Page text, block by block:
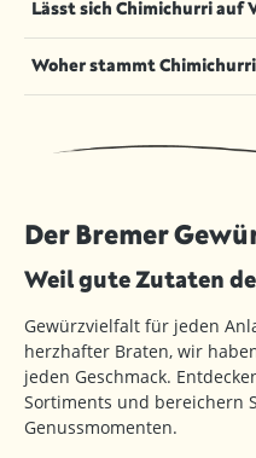
mag, gibt mehr Chili oder
Variante wie Chipotle dazu.
Kreuzkümmel,
Zitronenabrieb ergänzen.
oder aromatisierte Öle
einen individuellen Dreh.
Lässt sich Chimichurri auf
Chimichurri gut
oder direkt im Glas mit Öl
Woher stammt
südamerikanischen
Der Bremer
Weil gute Zutaten
Gewürzvielfalt für jeden
herzhafter Braten, wir
jeden Geschmack.
Sortiments und bereichern
Genussmomenten.